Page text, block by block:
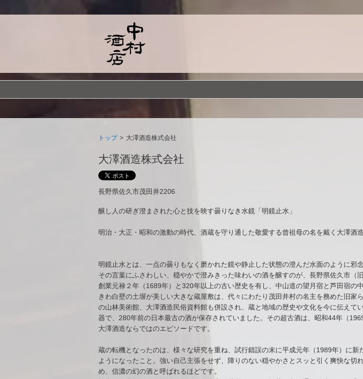
トップ > 大澤酒造株式会社
大澤酒造株式会社
長野県佐久市茂田井2206
醸し人の研ぎ澄まされた心と技を映す曇りなき水鏡「明鏡止水」
明治・大正・昭和の激動の時代、酒蔵を守り通した敬愛する曾祖母の名を戴く大澤酒
明鏡止水とは、一点の曇りもなく磨かれた鏡や静止した状態の澄んだ水面のように邪
その言葉にふさわしい、穏やかで澄みきった味わいの酒を醸すのが、長野県佐久市（
創業元禄２年（1689年）と320年以上の古い歴史を有し、中山道の望月宿と芦田宿の
きわ白壁の土塀が美しい大きな蔵屋敷は、代々にわたり茂田井村の名主を務めた旧
の山林美術館、大澤酒造民俗資料館も併設され、蔵と地域の歴史や文化を今に伝えて
器で、280年前の日本最古の酒が保存されていました。その超古酒は、昭和44年（
大澤酒造ならではのエピソードです。
蔵の転機となったのは、様々な研究を重ね、試行錯誤の末に平成元年（1989年）に
ようになったこと。強い自己主張をせず、障りのない穏やかさとスッと引く爽快な
め、信濃の幻の酒と呼ばれるほどです。